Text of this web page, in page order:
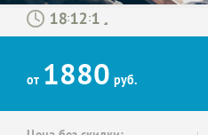
: :
от 1880 руб.